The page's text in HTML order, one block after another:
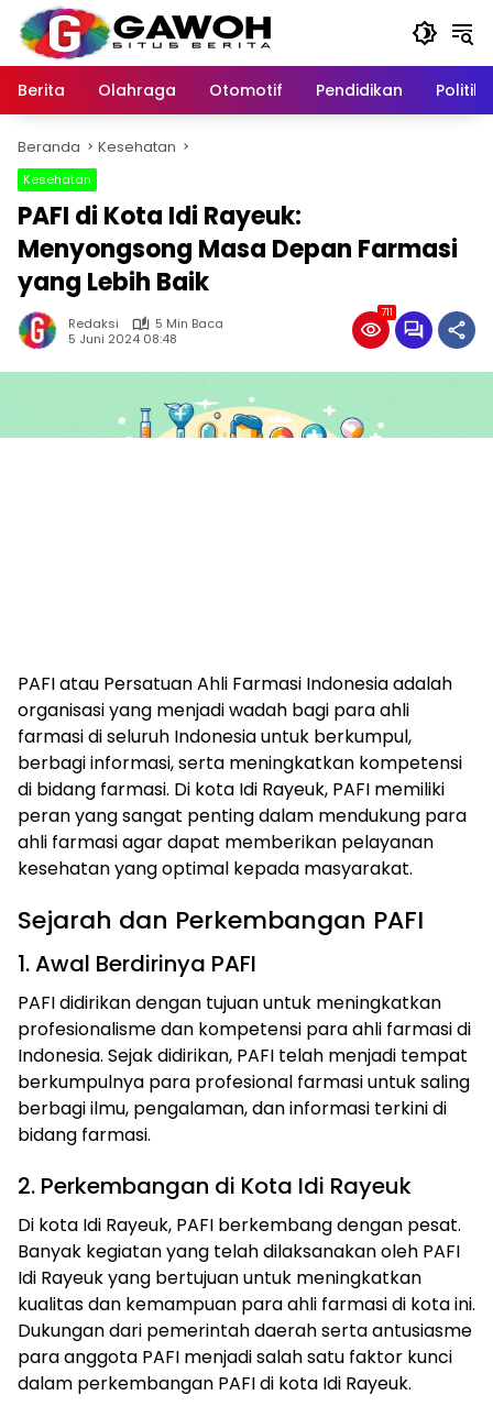
Langsung
konten
Berita
Olahraga Otomotif Pendidikan Politik
Beranda Kesehatan
Kesehatan
PAFI di Kota Idi Rayeuk:
Menyongsong Masa Depan Farmasi
yang Lebih Baik
Redaksi
5 Min Baca
5 Juni 2024 08:48
711
PAFI atau Persatuan Ahli Farmasi Indonesia adalah
organisasi yang menjadi wadah bagi para ahli
farmasi di seluruh Indonesia untuk berkumpul,
berbagi informasi, serta meningkatkan kompetensi
di bidang farmasi. Di kota Idi Rayeuk, PAFI memiliki
peran yang sangat penting dalam mendukung para
ahli farmasi agar dapat memberikan pelayanan
kesehatan yang optimal kepada masyarakat.
Sejarah dan Perkembangan PAFI
1. Awal Berdirinya PAFI
PAFI didirikan dengan tujuan untuk meningkatkan
profesionalisme dan kompetensi para ahli farmasi di
Indonesia. Sejak didirikan, PAFI telah menjadi tempat
berkumpulnya para profesional farmasi untuk saling
berbagi ilmu, pengalaman, dan informasi terkini di
bidang farmasi.
2. Perkembangan di Kota Idi Rayeuk
Di kota Idi Rayeuk, PAFI berkembang dengan pesat.
Banyak kegiatan yang telah dilaksanakan oleh PAFI
Idi Rayeuk yang bertujuan untuk meningkatkan
kualitas dan kemampuan para ahli farmasi di kota ini.
Dukungan dari pemerintah daerah serta antusiasme
para anggota PAFI menjadi salah satu faktor kunci
dalam perkembangan PAFI di kota Idi Rayeuk.